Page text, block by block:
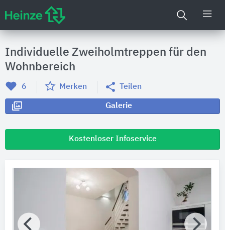
Individuelle Zweiholmtreppen für den
Wohnbereich
6 Merken Teilen
Galerie
Kostenloser Infoservice